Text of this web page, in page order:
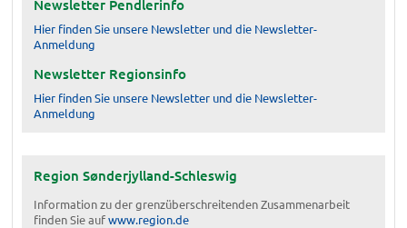
Newsletter Pendlerinfo
Hier finden Sie unsere Newsletter und die Newsletter-
Anmeldung
Newsletter Regionsinfo
Hier finden Sie unsere Newsletter und die Newsletter-
Anmeldung
Region Sønderjylland-Schleswig
Information zu der grenzüberschreitenden Zusammenarbeit
finden Sie aufwww.region.de